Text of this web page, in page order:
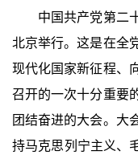
中国共产党第二十
北京举行。这是在全
现代化国家新征程、
召开的一次十分重要
团结奋进的大会。大
持马克思列宁主义、